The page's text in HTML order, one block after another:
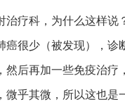
治疗科，为什么这样
癌很少（被发现），
然后再加一些免疫治
微乎其微，所以这也